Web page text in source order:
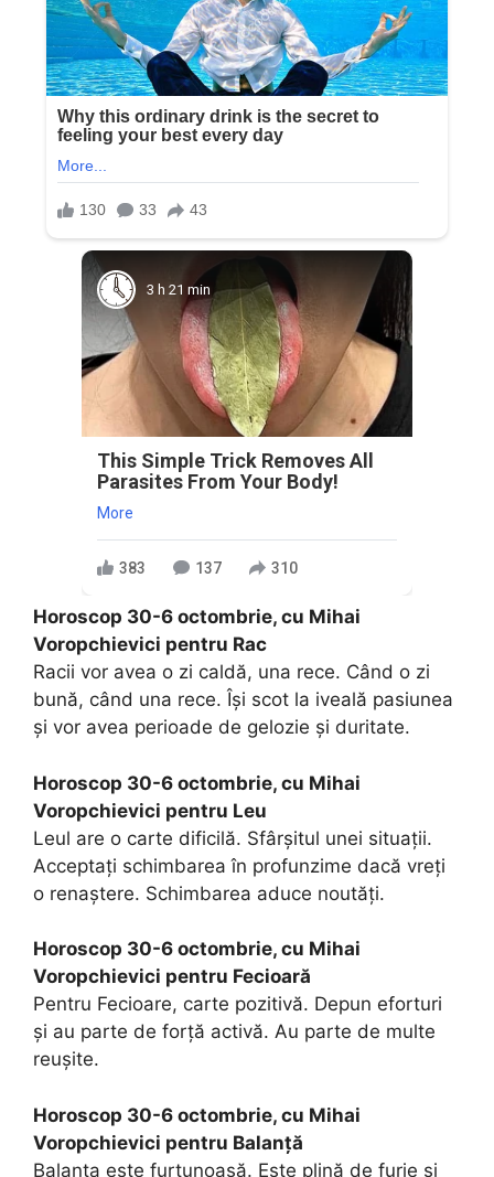
3 h 21 min
This Simple Trick Removes All
Parasites From Your Body!
More
383 137 310
Horoscop 30-6 octombrie, cu Mihai
Voropchievici pentru Rac
Racii vor avea o zi caldă, una rece. Când o zi
bună, când una rece. Îşi scot la iveală pasiunea
şi vor avea perioade de gelozie şi duritate.
Horoscop 30-6 octombrie, cu Mihai
Voropchievici pentru Leu
Leul are o carte dificilă. Sfârşitul unei situaţii.
Acceptaţi schimbarea în profunzime dacă vreţi
o renaştere. Schimbarea aduce noutăţi.
Horoscop 30-6 octombrie, cu Mihai
Voropchievici pentru Fecioară
Pentru Fecioare, carte pozitivă. Depun eforturi
şi au parte de forţă activă. Au parte de multe
reuşite.
Horoscop 30-6 octombrie, cu Mihai
Voropchievici pentru Balanță
Balanţa este furtunoasă. Este plină de furie şi